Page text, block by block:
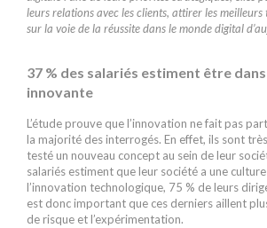
leurs relations avec les clients, attirer les meilleurs
sur la voie de la réussite dans le monde digital
37 % des salariés estiment être
innovante
L’étude prouve que l’innovation ne fait pas
la majorité des interrogés. En effet, ils sont
testé un nouveau concept au sein de leur
salariés estiment que leur société a une
l’innovation technologique, 75 % de leurs
est donc important que ces derniers aillent
de risque et l’expérimentation.